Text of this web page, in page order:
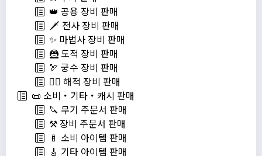
👑 공용 장비 판매
🗡️ 전사 장비 판매
✨ 마법사 장비 판매
🦹 도적 장비 판매
🏹 궁수 장비 판매
🏴‍☠️ 해적 장비 판매
📜 소비・기타・캐시 판매
🔪 무기 주문서 판매
⚒️ 장비 주문서 판매
🍼 소비 아이템 판매
🎸 기타 아이템 판매